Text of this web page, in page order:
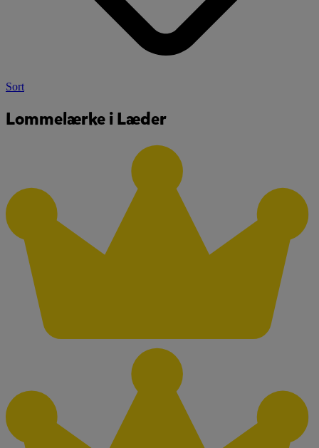
Sort
Lommelærke i Læder